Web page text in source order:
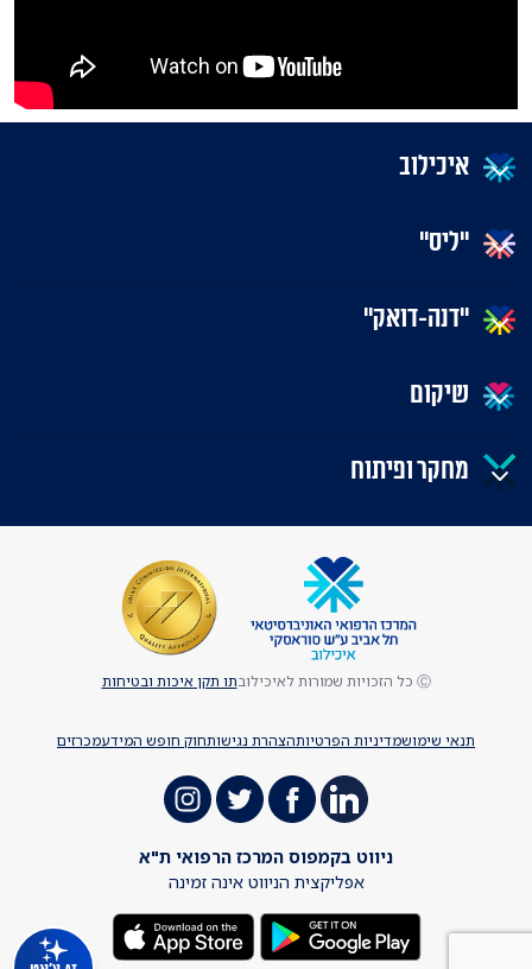
איכילוב
"ליס"
"דנה-דואק"
שיקום
מחקר ופיתוח
תנאי שימושמדיניות הפרטיותהצהרת נגישותחוק חופש המידעמכרזים
Ⓒ כל הזכויות שמורות לאיכילוב תו תקן איכות ובטיחות
ניווט בקמפוס המרכז הרפואי ת"א
אפליקצית הניווט אינה זמינה